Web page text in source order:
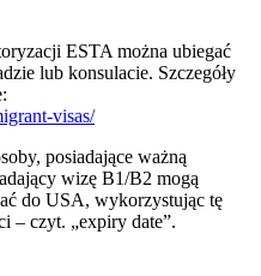
ESTA można ubiegać
lub konsulacie. Szczegóły
visas/
posiadające ważną
wizę B1/B2 mogą
do USA, wykorzystując tę
– czyt. „expiry date”.